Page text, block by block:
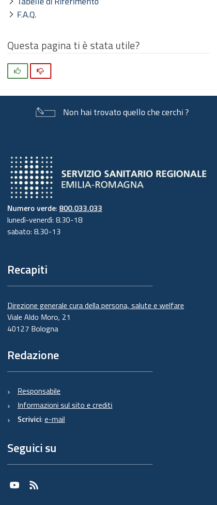
F.A.Q.
Questa pagina ti è stata utile?
Non hai trovato quello che cerchi ?
Numero verde: 800.033.033
lunedì-venerdì: 8.30-18
sabato: 8.30-13
Recapiti
Direzione generale cura della persona, salute e welfare
Viale Aldo Moro, 21
40127 Bologna
Redazione
Responsabile
Informazioni sul sito e crediti
Scrivici: e-mail
Seguici su
Youtube
RSS